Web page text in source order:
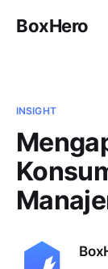
BoxHero
INSIGHT